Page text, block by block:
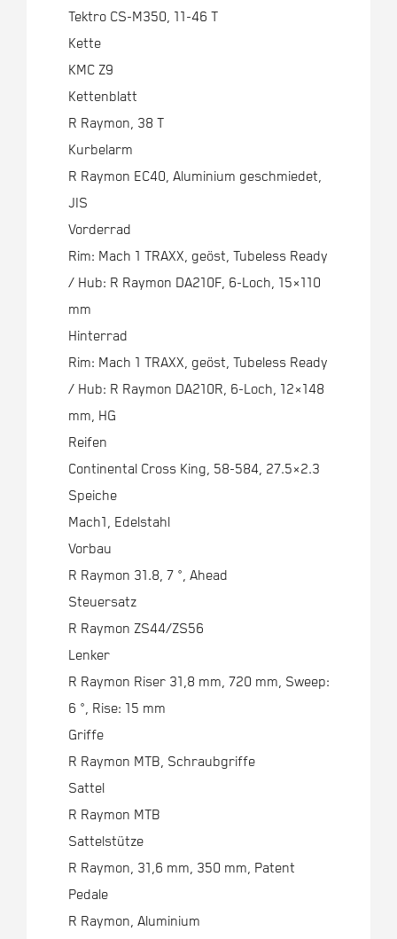
Tektro CS-M350, 11-46 T
Kette
KMC Z9
Kettenblatt
R Raymon, 38 T
Kurbelarm
R Raymon EC40, Aluminium geschmiedet,
JIS
Vorderrad
Rim: Mach 1 TRAXX, geöst, Tubeless Ready
/ Hub: R Raymon DA210F, 6-Loch, 15×110
mm
Hinterrad
Rim: Mach 1 TRAXX, geöst, Tubeless Ready
/ Hub: R Raymon DA210R, 6-Loch, 12×148
mm, HG
Reifen
Continental Cross King, 58-584, 27.5×2.3
Speiche
Mach1, Edelstahl
Vorbau
R Raymon 31.8, 7 °, Ahead
Steuersatz
R Raymon ZS44/ZS56
Lenker
R Raymon Riser 31,8 mm, 720 mm, Sweep:
6 °, Rise: 15 mm
Griffe
R Raymon MTB, Schraubgriffe
Sattel
R Raymon MTB
Sattelstütze
R Raymon, 31,6 mm, 350 mm, Patent
Pedale
R Raymon, Aluminium